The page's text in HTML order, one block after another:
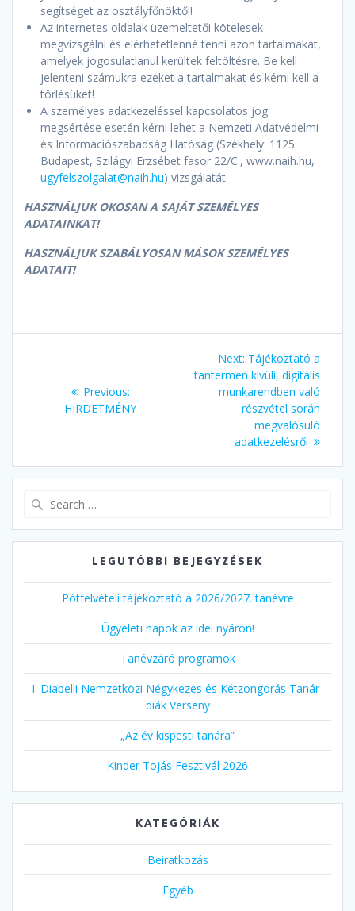
segítséget az osztályfőnöktől!
Az internetes oldalak üzemeltetői kötelesek
megvizsgálni és elérhetetlenné tenni azon tartalmakat,
amelyek jogosulatlanul kerültek feltöltésre. Be kell
jelenteni számukra ezeket a tartalmakat és kérni kell a
törlésüket!
A személyes adatkezeléssel kapcsolatos jog
megsértése esetén kérni lehet a Nemzeti Adatvédelmi
és Információszabadság Hatóság (Székhely: 1125
Budapest, Szilágyi Erzsébet fasor 22/C., www.naih.hu,
ugyfelszolgalat@naih.hu) vizsgálatát.
HASZNÁLJUK OKOSAN A SAJÁT SZEMÉLYES
ADATAINKAT!
HASZNÁLJUK SZABÁLYOSAN MÁSOK SZEMÉLYES
ADATAIT!
navigáció
Previous:Previous
post:
HIRDETMÉNY
Next: Next
post:
Tájékoztató a
tantermen kívüli, digitális
munkarendben való
részvétel során
megvalósuló
adatkezelésről
LEGUTÓBBI BEJEGYZÉSEK
Pótfelvételi tájékoztató a 2026/2027. tanévre
Ügyeleti napok az idei nyáron!
Tanévzáró programok
I. Diabelli Nemzetközi Négykezes és Kétzongorás Tanár-
diák Verseny
„Az év kispesti tanára”
Kinder Tojás Fesztivál 2026
KATEGÓRIÁK
Beiratkozás
Egyéb